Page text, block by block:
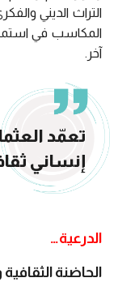
التراث الديني
المكاسب في
آخر.
تعمّد
إنساني
الدرعية…
الحاضنة